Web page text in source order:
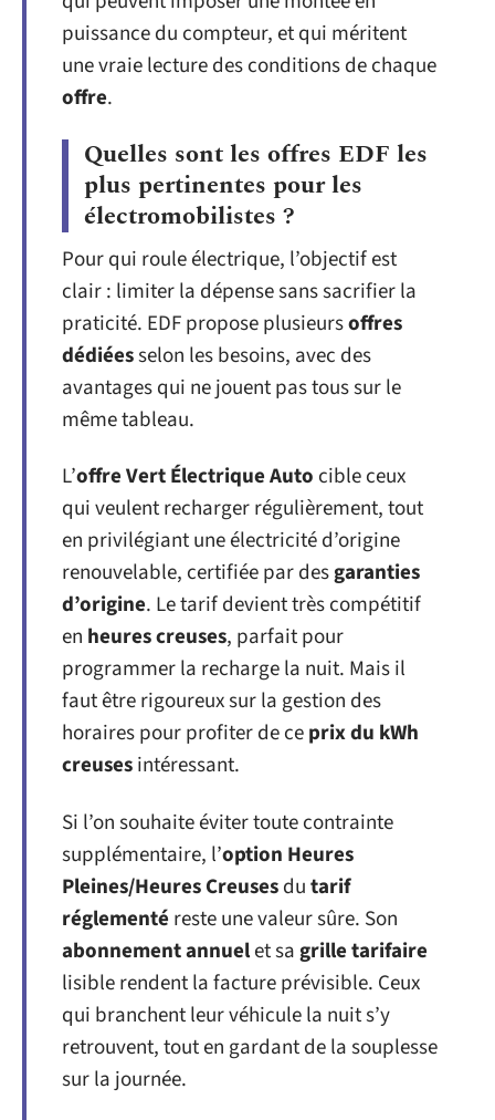
puissance du compteur, et qui méritent
une vraie lecture des conditions de chaque
offre.
Quelles sont les offres EDF les
plus pertinentes pour les
électromobilistes ?
Pour qui roule électrique, l’objectif est
clair : limiter la dépense sans sacrifier la
praticité. EDF propose plusieursoffres
dédiéesselon les besoins, avec des
avantages qui ne jouent pas tous sur le
même tableau.
L’offre Vert Électrique Auto cible ceux
qui veulent recharger régulièrement, tout
en privilégiant une électricité d’origine
renouvelable, certifiée par desgaranties
d’origine. Le tarif devient très compétitif
en heures creuses, parfait pour
programmer la recharge la nuit. Mais il
faut être rigoureux sur la gestion des
horaires pour profiter de ceprix du kWh
creusesintéressant.
Si l’on souhaite éviter toute contrainte
supplémentaire, l’option Heures
Pleines/Heures Creusesdutarif
réglementé reste une valeur sûre. Son
abonnement annuelet sagrille tarifaire
lisible rendent la facture prévisible. Ceux
qui branchent leur véhicule la nuit s’y
retrouvent, tout en gardant de la souplesse
sur la journée.